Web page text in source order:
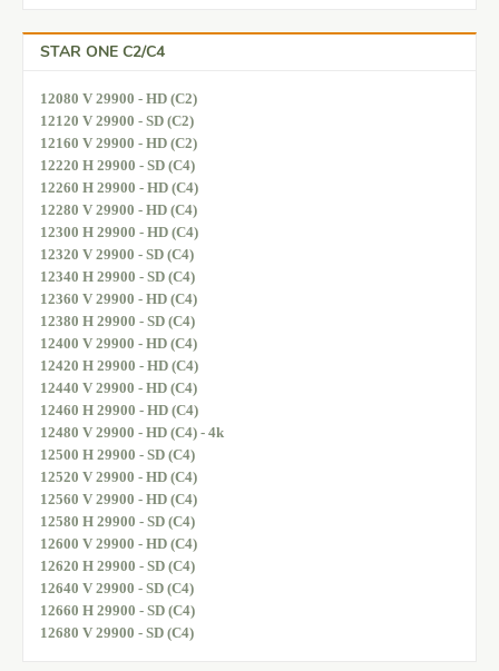
STAR ONE C2/C4
12080 V 29900 - HD (C2)
12120 V 29900 - SD (C2)
12160 V 29900 - HD (C2)
12220 H 29900 - SD (C4)
12260 H 29900 - HD (C4)
12280 V 29900 - HD (C4)
12300 H 29900 - HD (C4)
12320 V 29900 - SD (C4)
12340 H 29900 - SD (C4)
12360 V 29900 - HD (C4)
12380 H 29900 - SD (C4)
12400 V 29900 - HD (C4)
12420 H 29900 - HD (C4)
12440 V 29900 - HD (C4)
12460 H 29900 - HD (C4)
12480 V 29900 - HD (C4) - 4k
12500 H 29900 - SD (C4)
12520 V 29900 - HD (C4)
12560 V 29900 - HD (C4)
12580 H 29900 - SD (C4)
12600 V 29900 - HD (C4)
12620 H 29900 - SD (C4)
12640 V 29900 - SD (C4)
12660 H 29900 - SD (C4)
12680 V 29900 - SD (C4)